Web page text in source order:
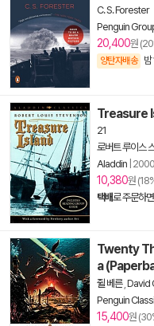
C. S. Forester
Penguin
20,400원
양탄자배송 밤
Treasure
21
로버트 루이스
Aladdin
10,380원
택배로 주문하면
Twenty
a
쥘 베른, David
Penguin
15,400원